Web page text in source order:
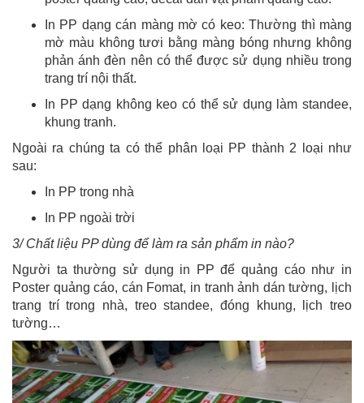
In PP dạng cán màng mờ có keo: Thường thì màng
mờ màu không tươi bằng màng bóng nhưng không
phản ánh đèn nên có thể được sử dụng nhiều trong
trang trí nội thất.
In PP dạng không keo có thể sử dụng làm standee,
khung tranh.
Ngoài ra chúng ta có thể phân loại PP thành 2 loại như
sau:
In PP trong nhà
In PP ngoài trời
3/ Chất liệu PP dùng để làm ra sản phẩm in nào?
Người ta thường sử dụng in PP để quảng cáo như in
Poster quảng cáo, cán Fomat, in tranh ảnh dán tường, lịch
trang trí trong nhà, treo standee, đóng khung, lịch treo
tường…